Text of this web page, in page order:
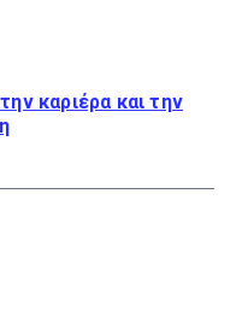
καριέρα και την